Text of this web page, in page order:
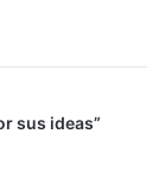
sus ideas”